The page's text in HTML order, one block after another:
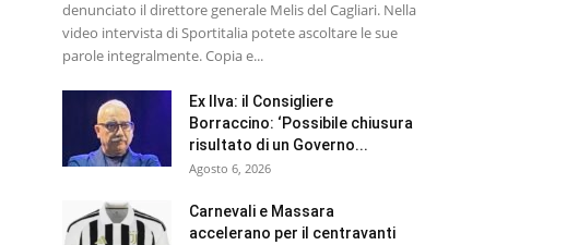
denunciato il direttore generale Melis del Cagliari. Nella
video intervista di Sportitalia potete ascoltare le sue
parole integralmente. Copia e...
Ex Ilva: il Consigliere
Borraccino: ‘Possibile chiusura
risultato di un Governo...
Agosto 6, 2026
Carnevali e Massara
accelerano per il centravanti